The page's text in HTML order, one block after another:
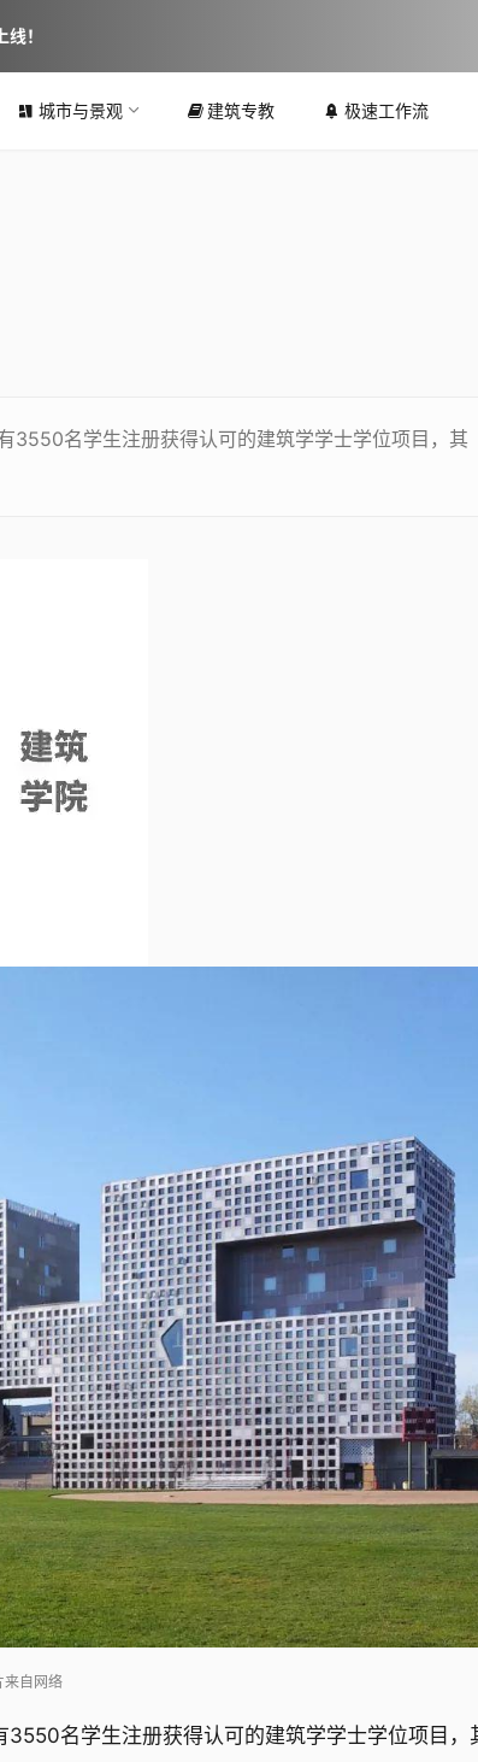
城市与景观 建筑专教 极速工作流
3550名学生注册获得认可的建筑学学士学位项目，其
来自网络
名学生注册获得认可的建筑学学士学位项目，
！